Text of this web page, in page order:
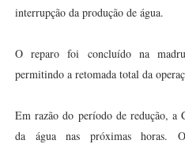
interrupção da produção de água.
O reparo foi concluído na
permitindo a retomada total da
Em razão do período de redução, a
da água nas próximas horas.